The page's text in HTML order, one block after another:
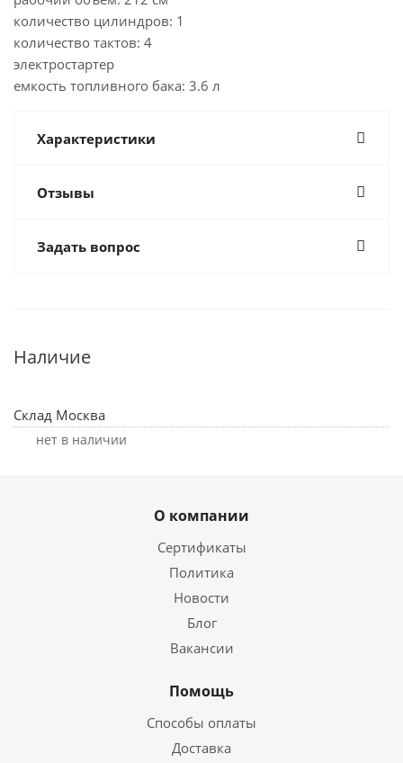
количество цилиндров: 1
количество тактов: 4
электростартер
емкость топливного бака: 3.6 л
Характеристики
Отзывы
Задать вопрос
Наличие
Склад Москва
Нет в наличии
О компании
Сертификаты
Политика
Новости
Блог
Вакансии
Помощь
Способы оплаты
Доставка